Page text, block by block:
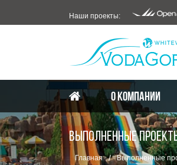
Наши проекты:
О КОМПАНИИ
ВЫПОЛНЕННЫЕ
Главная / Выполненные